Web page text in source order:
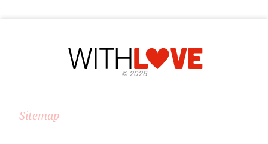
©2026
Sitemap